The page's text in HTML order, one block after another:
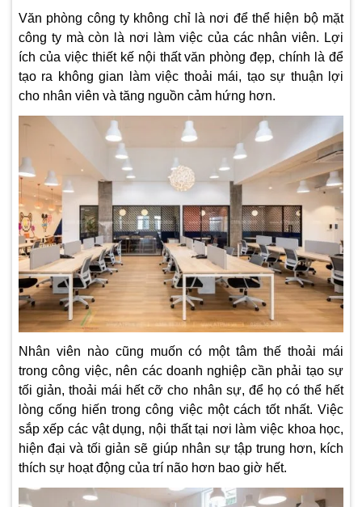
Văn phòng công ty không chỉ là nơi để thể hiện bộ mặt
công ty mà còn là nơi làm việc của các nhân viên. Lợi
ích của việc thiết kế nội thất văn phòng đẹp, chính là để
tạo ra không gian làm việc thoải mái, tạo sự thuận lợi
cho nhân viên và tăng nguồn cảm hứng hơn.
Nhân viên nào cũng muốn có một tâm thế thoải mái
trong công việc, nên các doanh nghiệp cần phải tạo sự
tối giản, thoải mái hết cỡ cho nhân sự, để họ có thể hết
lòng cống hiến trong công việc một cách tốt nhất. Việc
sắp xếp các vật dụng, nội thất tại nơi làm việc khoa học,
hiện đại và tối giản sẽ giúp nhân sự tập trung hơn, kích
thích sự hoạt động của trí não hơn bao giờ hết.